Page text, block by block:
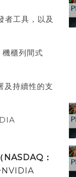
工具，以及
櫃列間式
及持續性的支
（ NASDAQ ：
NVIDIA